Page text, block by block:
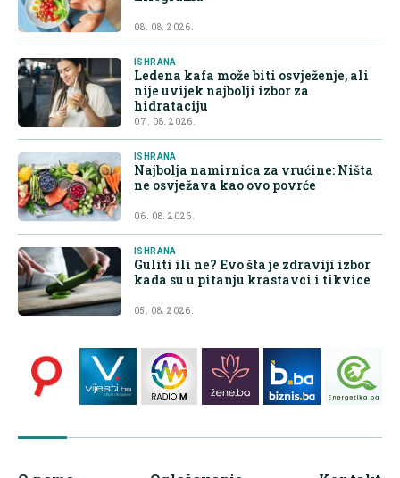
08. 08. 2026.
ISHRANA
Ledena kafa može biti osvježenje, ali
nije uvijek najbolji izbor za
hidrataciju
07. 08. 2026.
ISHRANA
Najbolja namirnica za vrućine: Ništa
ne osvježava kao ovo povrće
06. 08. 2026.
ISHRANA
Guliti ili ne? Evo šta je zdraviji izbor
kada su u pitanju krastavci i tikvice
05. 08. 2026.